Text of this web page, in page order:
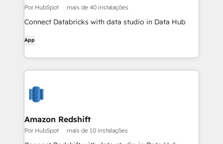
Por HubSpot mais de 40 instalações
Connect Databricks with data studio in Data Hub
App
Amazon Redshift
Por HubSpot mais de 10 instalações